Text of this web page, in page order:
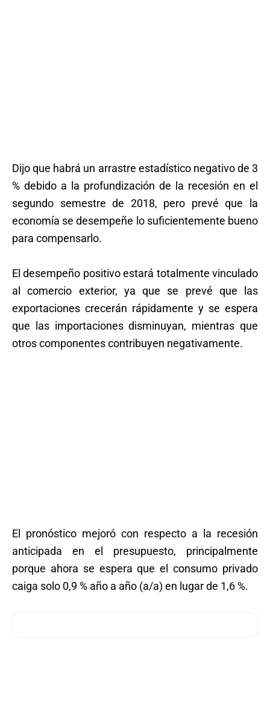
Dijo que habrá un arrastre estadístico negativo de 3
% debido a la profundización de la recesión en el
segundo semestre de 2018, pero prevé que la
economía se desempeñe lo suficientemente bueno
para compensarlo.
El desempeño positivo estará totalmente vinculado
al comercio exterior, ya que se prevé que las
exportaciones crecerán rápidamente y se espera
que las importaciones disminuyan, mientras que
otros componentes contribuyen negativamente.
El pronóstico mejoró con respecto a la recesión
anticipada en el presupuesto, principalmente
porque ahora se espera que el consumo privado
caiga solo 0,9 % año a año (a/a) en lugar de 1,6 %.